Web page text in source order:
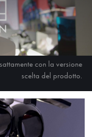
con la versione
scelta del prodotto.